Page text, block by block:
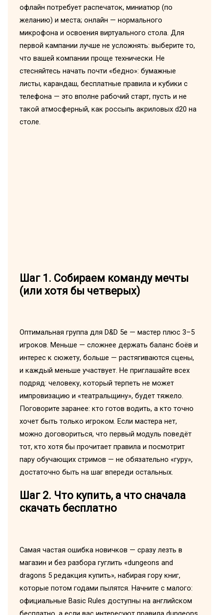
офлайн потребует распечаток, миниатюр (по
желанию) и места; онлайн — нормального
микрофона и освоения виртуального стола. Для
первой кампании лучше не усложнять: выберите то,
что вашей компании проще технически. Не
стесняйтесь начать почти «бедно»: бумажные
листы, карандаш, бесплатные правила и кубики с
телефона — это вполне рабочий старт, пусть и не
такой атмосферный, как россыпь акриловых d20 на
столе.
Шаг 1. Собираем команду мечты
(или хотя бы четверых)
Оптимальная группа для D&D 5e — мастер плюс 3–5
игроков. Меньше — сложнее держать баланс боёв и
интерес к сюжету, больше — растягиваются сцены,
и каждый меньше участвует. Не приглашайте всех
подряд: человеку, который терпеть не может
импровизацию и «театральщину», будет тяжело.
Поговорите заранее: кто готов водить, а кто точно
хочет быть только игроком. Если мастера нет,
можно договориться, что первый модуль поведёт
тот, кто хотя бы прочитает правила и посмотрит
пару обучающих стримов — не обязательно «гуру»,
достаточно быть на шаг впереди остальных.
Шаг 2. Что купить, а что сначала
скачать бесплатно
Самая частая ошибка новичков — сразу лезть в
магазин и без разбора гуглить «dungeons and
dragons 5 редакция купить», набирая гору книг,
которые потом годами пылятся. Начните с малого:
официальные Basic Rules доступны на английском